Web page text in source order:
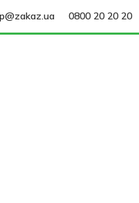
0800 20 20 20